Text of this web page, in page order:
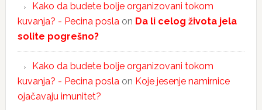
Kako da budete bolje organizovani tokom
kuvanja? - Pecina poslaon Da li celog života jela
solite pogrešno?
Kako da budete bolje organizovani tokom
kuvanja? - Pecina poslaon Koje jesenje namirnice
ojačavaju imunitet?